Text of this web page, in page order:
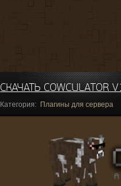
СКАЧАТЬ COWCULATOR
Категория: Плагины для сервера